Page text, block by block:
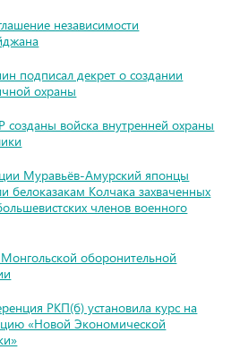
независимости
подписал декрет о создании
охраны
созданы войска внутренней охраны
Муравьёв-Амурский японцы
белоказакам Колчака захваченных
членов военного
оборонительной
РКП(б) установила курс на
«Новой Экономической